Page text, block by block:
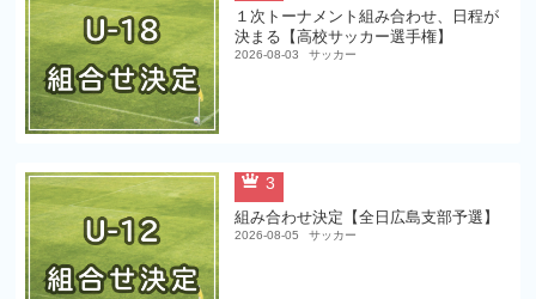
１次トーナメント組み合わせ、日程が
決まる【高校サッカー選手権】
2026-08-03 サッカー
3
組み合わせ決定【全日広島支部予選】
2026-08-05 サッカー